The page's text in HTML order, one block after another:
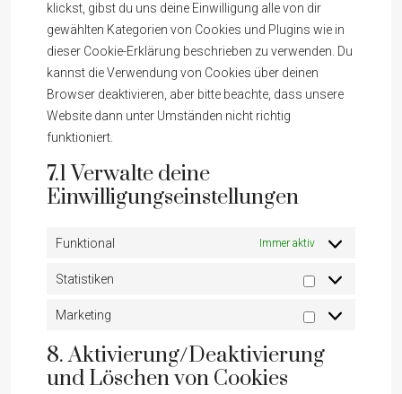
klickst, gibst du uns deine Einwilligung alle von dir
gewählten Kategorien von Cookies und Plugins wie in
dieser Cookie-Erklärung beschrieben zu verwenden. Du
kannst die Verwendung von Cookies über deinen
Browser deaktivieren, aber bitte beachte, dass unsere
Website dann unter Umständen nicht richtig
funktioniert.
7.1 Verwalte deine
Einwilligungseinstellungen
Funktional Immer aktiv
Statistiken
Statistiken
Marketing
Marketing
8. Aktivierung/Deaktivierung
und Löschen von Cookies